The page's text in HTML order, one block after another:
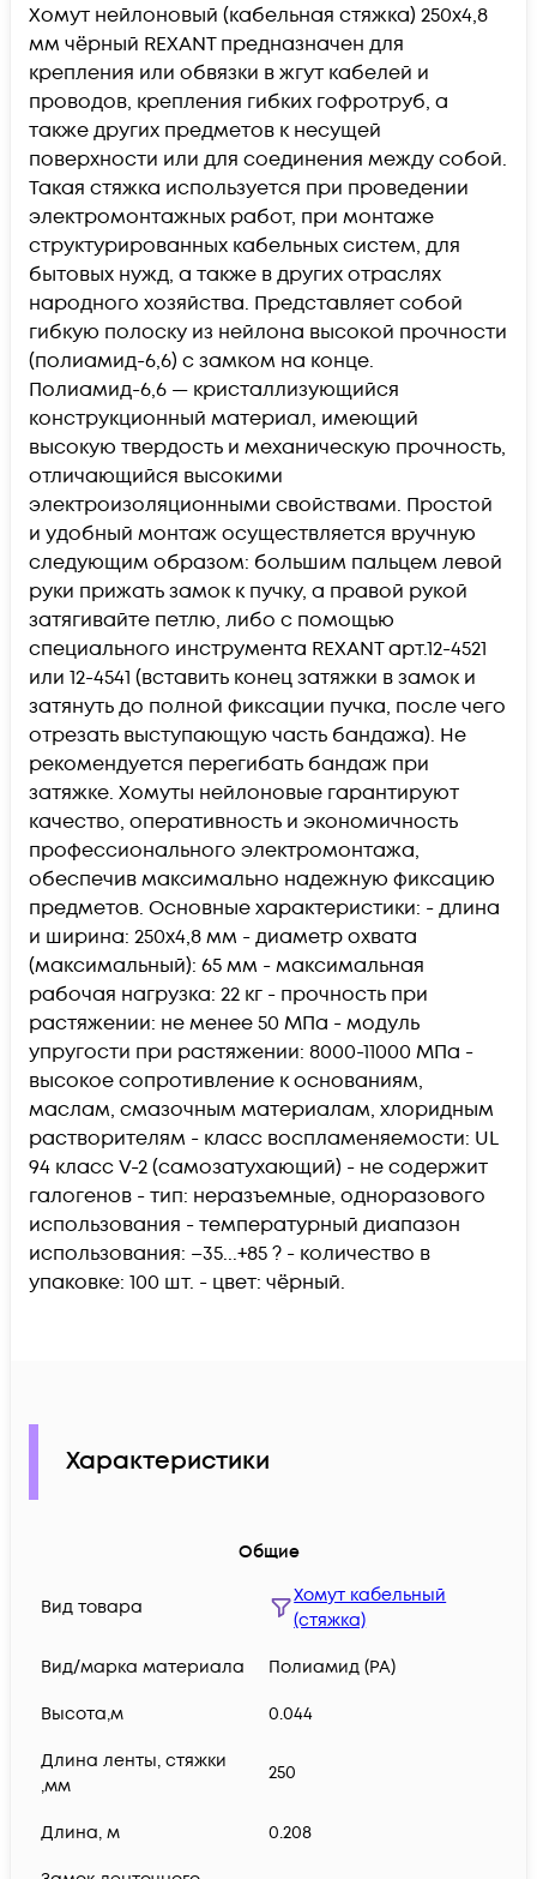
Хомут нейлоновый (кабельная стяжка) 250х4,8
мм чёрный REXANT предназначен для
крепления или обвязки в жгут кабелей и
проводов, крепления гибких гофротруб, а
также других предметов к несущей
поверхности или для соединения между собой.
Такая стяжка используется при проведении
электромонтажных работ, при монтаже
структурированных кабельных систем, для
бытовых нужд, а также в других отраслях
народного хозяйства. Представляет собой
гибкую полоску из нейлона высокой прочности
(полиамид-6,6) с замком на конце.
Полиамид-6,6 — кристаллизующийся
конструкционный материал, имеющий
высокую твердость и механическую прочность,
отличающийся высокими
электроизоляционными свойствами. Простой
и удобный монтаж осуществляется вручную
следующим образом: большим пальцем левой
руки прижать замок к пучку, а правой рукой
затягивайте петлю, либо с помощью
специального инструмента REXANT арт.12-4521
или 12-4541 (вставить конец затяжки в замок и
затянуть до полной фиксации пучка, после чего
отрезать выступающую часть бандажа). Не
рекомендуется перегибать бандаж при
затяжке. Хомуты нейлоновые гарантируют
качество, оперативность и экономичность
профессионального электромонтажа,
обеспечив максимально надежную фиксацию
предметов. Основные характеристики: - длина
и ширина: 250х4,8 мм - диаметр охвата
(максимальный): 65 мм - максимальная
рабочая нагрузка: 22 кг - прочность при
растяжении: не менее 50 МПа - модуль
упругости при растяжении: 8000-11000 МПа -
высокое сопротивление к основаниям,
маслам, смазочным материалам, хлоридным
растворителям - класс воспламеняемости: UL
94 класс V-2 (самозатухающий) - не содержит
галогенов - тип: неразъемные, одноразового
использования - температурный диапазон
использования: –35...+85 ? - количество в
упаковке: 100 шт. - цвет: чёрный.
Характеристики
Общие
Вид товара
Хомут кабельный
(стяжка)
Вид/марка материала Полиамид (PA)
Высота,м 0.044
Длина ленты, стяжки
,мм
250
Длина, м 0.208